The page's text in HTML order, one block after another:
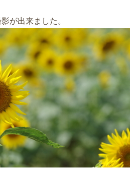
が出来ました。